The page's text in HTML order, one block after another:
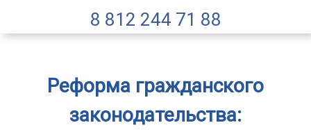
8 812 244 71 88
Реформа гражданского
законодательства: